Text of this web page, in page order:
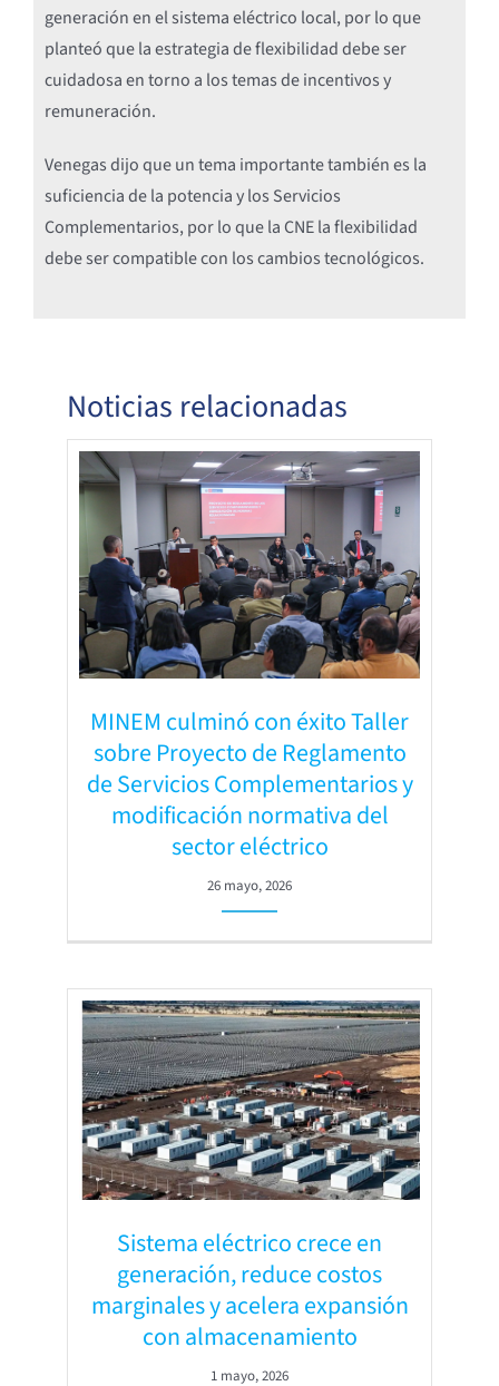
generación en el sistema eléctrico local, por lo que
planteó que la estrategia de flexibilidad debe ser
cuidadosa en torno a los temas de incentivos y
remuneración.
Venegas dijo que un tema importante también es la
suficiencia de la potencia y los Servicios
Complementarios, por lo que la CNE la flexibilidad
debe ser compatible con los cambios tecnológicos.
Noticias relacionadas
MINEM culminó con éxito Taller
sobre Proyecto de Reglamento
de Servicios Complementarios y
modificación normativa del
sector eléctrico
26 mayo, 2026
Sistema eléctrico crece en
generación, reduce costos
marginales y acelera expansión
con almacenamiento
1 mayo, 2026